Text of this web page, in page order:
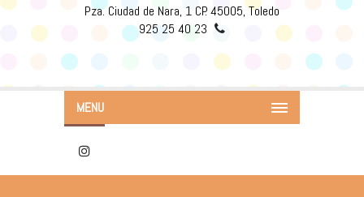
Pza. Ciudad de Nara, 1 CP. 45005, Toledo
925 25 40 23
MENU